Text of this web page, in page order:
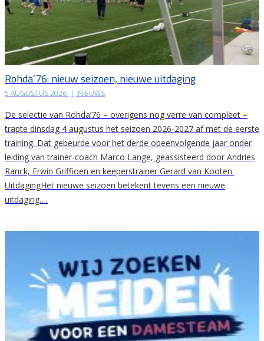
Rohda’76: nieuw seizoen, nieuwe uitdaging
5 AUGUSTUS 2026 | NIEUWS
De selectie van Rohda’76 – overigens nog verre van compleet –
trapte dinsdag 4 augustus het seizoen 2026-2027 af met de eerste
training. Dat gebeurde voor het derde opeenvolgende jaar onder
leiding van trainer-coach Marco Lange, geassisteerd door Andries
Ranck, Erwin Griffioen en keeperstrainer Gerard van Kooten.
UitdagingHet nieuwe seizoen betekent tevens een nieuwe
uitdaging….